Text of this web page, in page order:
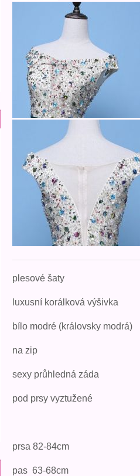
plesové šaty
luxusní korálková výšivka
bílo modré (královsky modrá)
na zip
sexy průhledná záda
pod prsy vyztužené
prsa 82-84cm
pas 63-68cm